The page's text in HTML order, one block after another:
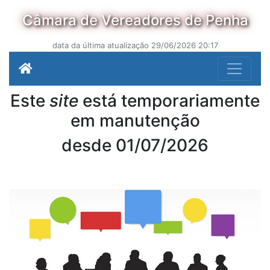
Câmara de Vereadores de Penha
data da última atualização 29/06/2026 20:17
Este site está temporariamente
em manutenção
desde 01/07/2026